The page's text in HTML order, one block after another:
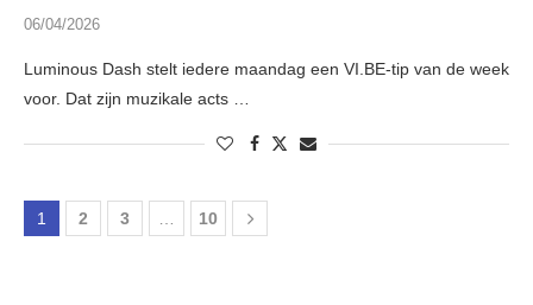
06/04/2026
Luminous Dash stelt iedere maandag een VI.BE-tip van de week
voor. Dat zijn muzikale acts …
1 2 3 … 10